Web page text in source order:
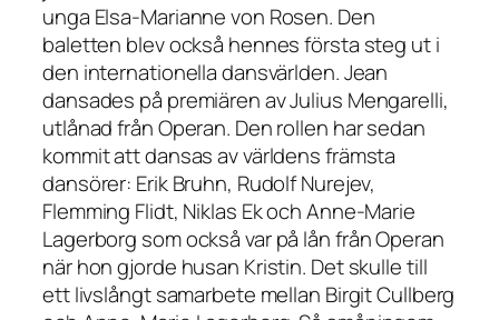
unga Elsa-Marianne von Rosen. Den
baletten blev också hennes första steg ut i
den internationella dansvärlden. Jean
dansades på premiären av Julius Mengarelli,
utlånad från Operan. Den rollen har sedan
kommit att dansas av världens främsta
dansörer: Erik Bruhn, Rudolf Nurejev,
Flemming Flidt, Niklas Ek och Anne-Marie
Lagerborg som också var på lån från Operan
när hon gjorde husan Kristin. Det skulle till
ett livslångt samarbete mellan Birgit Cullberg